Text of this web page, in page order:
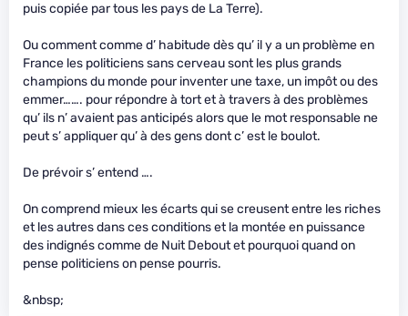
puis copiée par tous les pays de La Terre).
Ou comment comme d’ habitude dès qu’ il y a un problème en
France les politiciens sans cerveau sont les plus grands
champions du monde pour inventer une taxe, un impôt ou des
emmer……. pour répondre à tort et à travers à des problèmes
qu’ ils n’ avaient pas anticipés alors que le mot responsable ne
peut s’ appliquer qu’ à des gens dont c’ est le boulot.
De prévoir s’ entend ….
On comprend mieux les écarts qui se creusent entre les riches
et les autres dans ces conditions et la montée en puissance
des indignés comme de Nuit Debout et pourquoi quand on
pense politiciens on pense pourris.
&nbsp;